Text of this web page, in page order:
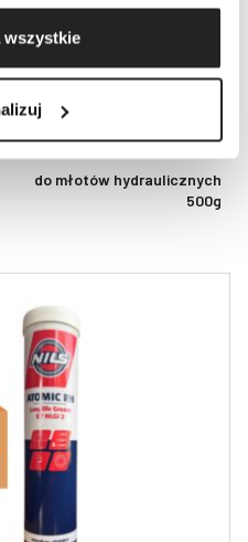
wszystkie
miedziana smar do
do młotów hydraulicznych
500g